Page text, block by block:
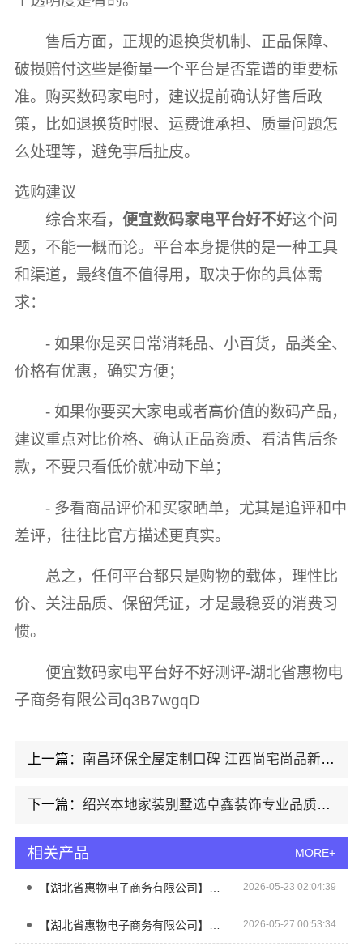
售后方面，正规的退换货机制、正品保障、
破损赔付这些是衡量一个平台是否靠谱的重要标
准。购买数码家电时，建议提前确认好售后政
策，比如退换货时限、运费谁承担、质量问题怎
么处理等，避免事后扯皮。
选购建议
综合来看，便宜数码家电平台好不好这个问
题，不能一概而论。平台本身提供的是一种工具
和渠道，最终值不值得用，取决于你的具体需
求：
- 如果你是买日常消耗品、小百货，品类全、
价格有优惠，确实方便；
- 如果你要买大家电或者高价值的数码产品，
建议重点对比价格、确认正品资质、看清售后条
款，不要只看低价就冲动下单；
- 多看商品评价和买家晒单，尤其是追评和中
差评，往往比官方描述更真实。
总之，任何平台都只是购物的载体，理性比
价、关注品质、保留凭证，才是最稳妥的消费习
惯。
便宜数码家电平台好不好测评-湖北省惠物电
子商务有限公司q3B7wgqD
上一篇： 南昌环保全屋定制口碑 江西尚宅尚品新型环保材料有限公司
下一篇：绍兴本地家装别墅选卓鑫装饰专业品质卓越服务
相关产品 MORE+
2026-05-23 02:04:39
2026-05-27 00:53:34